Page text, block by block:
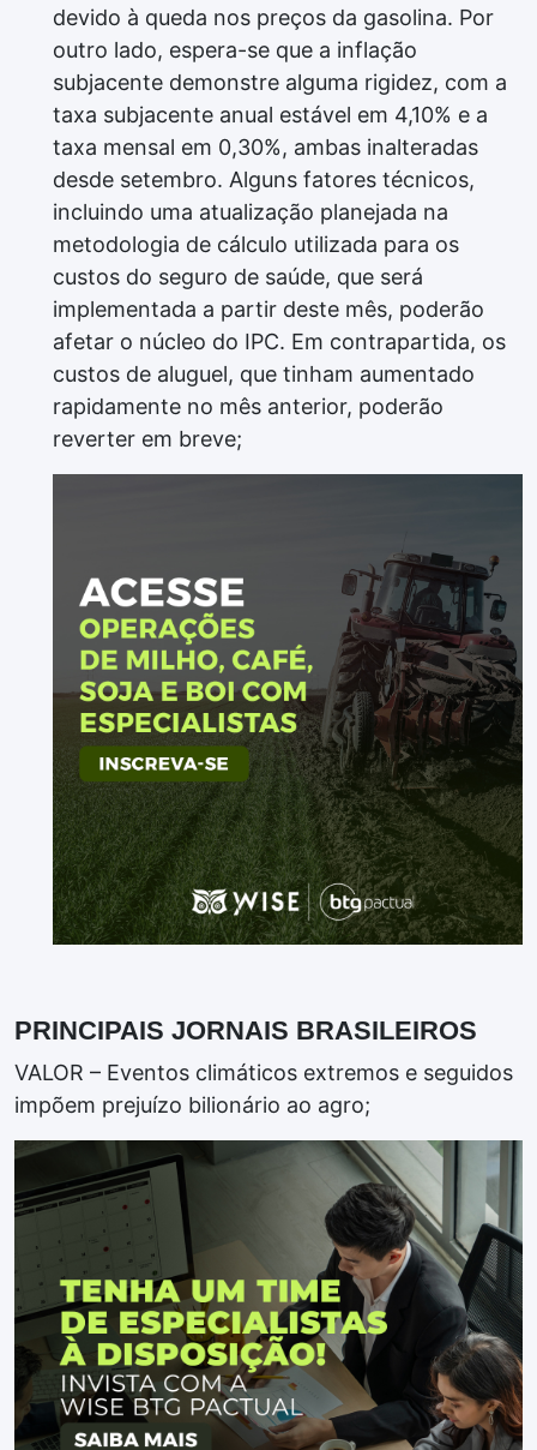
devido à queda nos preços da gasolina. Por
outro lado, espera-se que a inflação
subjacente demonstre alguma rigidez, com a
taxa subjacente anual estável em 4,10% e a
taxa mensal em 0,30%, ambas inalteradas
desde setembro. Alguns fatores técnicos,
incluindo uma atualização planejada na
metodologia de cálculo utilizada para os
custos do seguro de saúde, que será
implementada a partir deste mês, poderão
afetar o núcleo do IPC. Em contrapartida, os
custos de aluguel, que tinham aumentado
rapidamente no mês anterior, poderão
reverter em breve;
PRINCIPAIS JORNAIS BRASILEIROS
VALOR – Eventos climáticos extremos e seguidos
impõem prejuízo bilionário ao agro;